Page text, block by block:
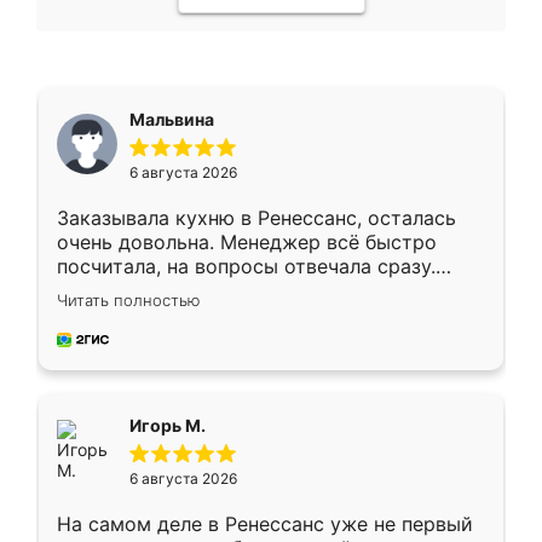
Мальвина
6 августа 2026
Заказывала кухню в Ренессанс, осталась
очень довольна. Менеджер всё быстро
посчитала, на вопросы отвечала сразу.
Замерщик приехал в субботу, подошёл к
делу со всей ответственностью. Собрали
за день, ребята работали аккуратно, даже
Читать полностью
Игорь М.
6 августа 2026
На самом деле в Ренессанс уже не первый